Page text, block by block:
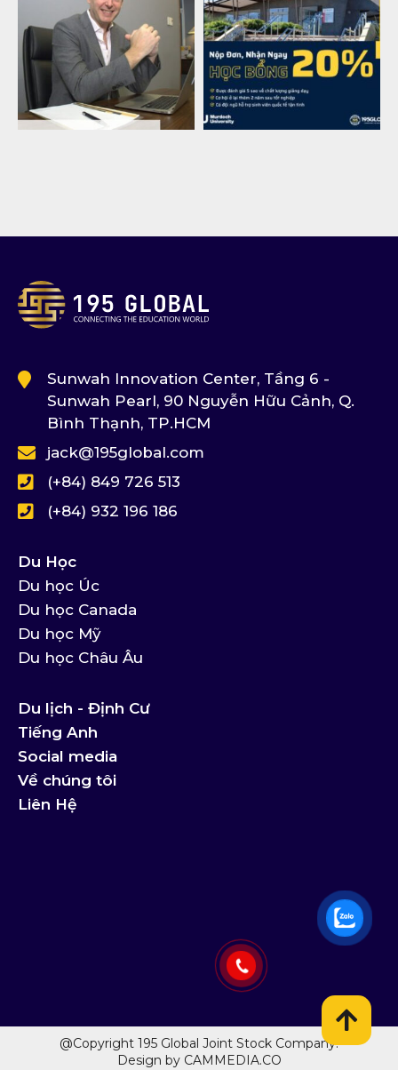
Sunwah Innovation Center, Tầng 6 -
Sunwah Pearl, 90 Nguyễn Hữu Cảnh, Q.
Bình Thạnh, TP.HCM
jack@195global.com
(+84) 849 726 513
(+84) 932 196 186
Du Học
Du học Úc
Du học Canada
Du học Mỹ
Du học Châu Âu
Du lịch - Định Cư
Tiếng Anh
Social media
Về chúng tôi
Liên Hệ
@Copyright 195 Global Joint Stock Company.
Design by CAMMEDIA.CO